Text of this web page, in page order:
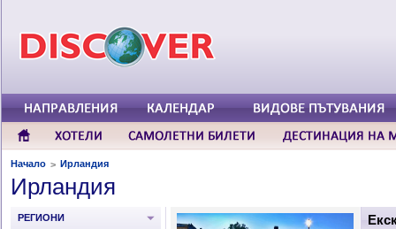
Начало > Ирландия
Ирландия
РЕГИОНИ